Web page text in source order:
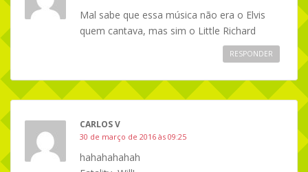
Mal sabe que essa música não era o Elvis
quem cantava, mas sim o Little Richard
RESPONDER
CARLOS V
30 de março de 2016 às 09:25
hahahahahah